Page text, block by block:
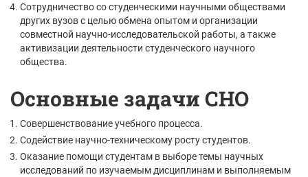
Сотрудничество со студенческими научными обществами
других вузов с целью обмена опытом и организации
совместной научно-исследовательской работы, а также
активизации деятельности студенческого научного
общества.
Основные задачи СНО
Совершенствование учебного процесса.
Содействие научно-техническому росту студентов.
Оказание помощи студентам в выборе темы научных
исследований по изучаемым дисциплинам и выполняемым